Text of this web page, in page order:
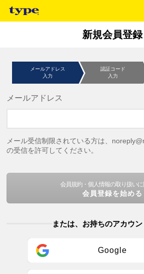
新規会員登録
メールアドレス
入力
認証コード
入力
メールアドレス
メール受信制限されている方は、
の受信を許可してください。
会員規約・個人情報の取り扱い
会員登録を始める
または、お持ちのアカウ
Google